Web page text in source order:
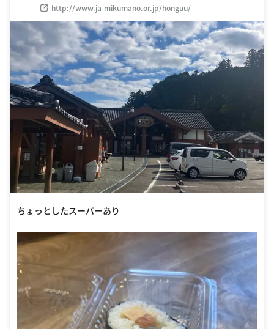
http://www.ja-mikumano.or.jp/honguu/
ちょっとしたスーパーあり